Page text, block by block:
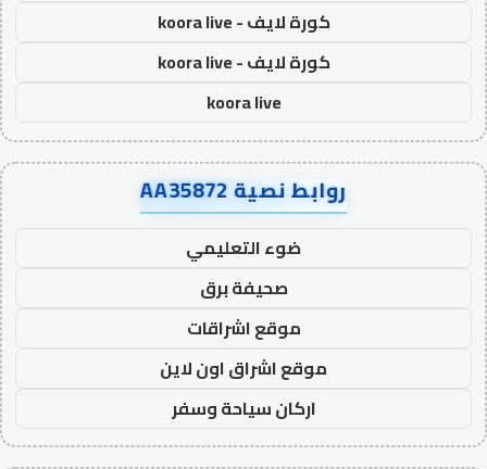
كورة لايف - koora live
كورة لايف - koora live
koora live
روابط نصية AA35872
ضوء التعليمي
صحيفة برق
موقع اشراقات
موقع اشراق اون لاين
اركان سياحة وسفر